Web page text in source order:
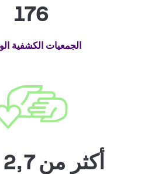
176
الجمعيات الكشفية
أكثر من 2,7 مليار